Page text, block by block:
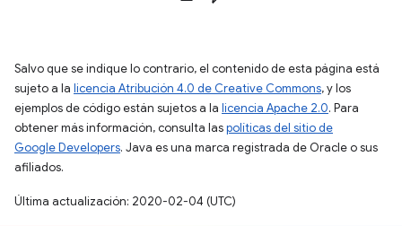
Salvo que se indique lo contrario, el contenido de esta página está
sujeto a la licencia Atribución 4.0 de Creative Commons, y los
ejemplos de código están sujetos a la licencia Apache 2.0. Para
obtener más información, consulta laspolíticas del sitio de
Google Developers. Java es una marca registrada de Oracle o sus
afiliados.
Última actualización: 2020-02-04 (UTC)